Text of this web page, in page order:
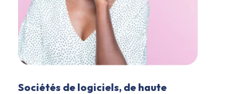
Sociétés de logiciels, de haute